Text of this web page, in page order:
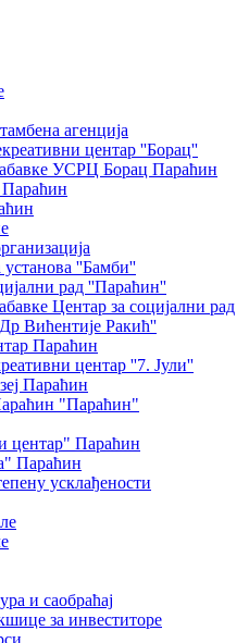
агенцијa
центар ''Борац''
УСРЦ Борац Параћин
''Бамби''
рад ''Параћин''
Центар за социјални рад
Вићентије Ракић''
Параћин
центар ''7. Јули''
Параћин
"Параћин"
центар" Параћин
Параћин
усклађености
и саобраћај
за инвеститоре